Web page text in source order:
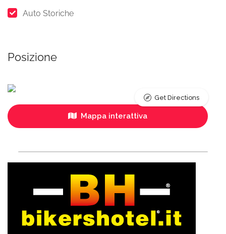
Auto Storiche
Posizione
Mappa interattiva
Get Directions